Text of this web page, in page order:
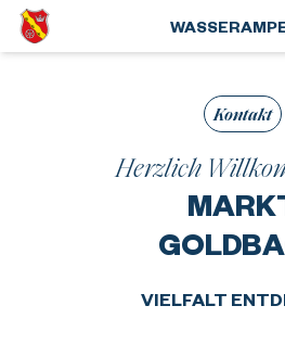
Kontakt
Herzlich
VIELFALT